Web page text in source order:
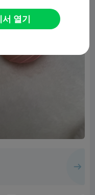
열기